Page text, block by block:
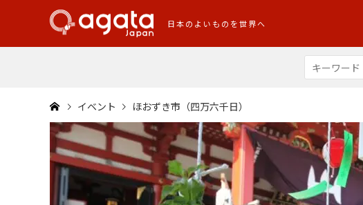
日本のよいものを世界へ
イベント ほおずき市（四万六千日）